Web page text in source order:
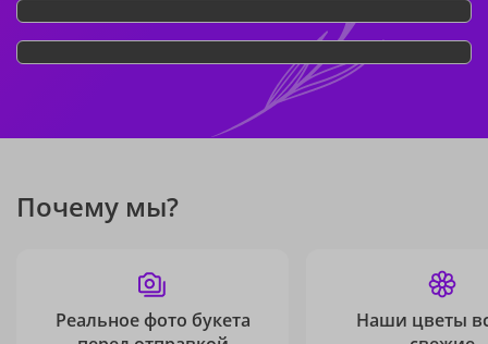
Почему мы?
Реальное фото букета
Наши цветы